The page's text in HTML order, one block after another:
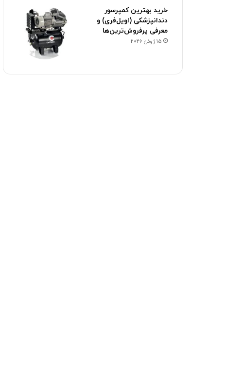
خرید بهترین کمپرسور
دندانپزشکی (اویل‌فری) و
معرفی پرفروش‌ترین‌ها
15 ژوئن 2026